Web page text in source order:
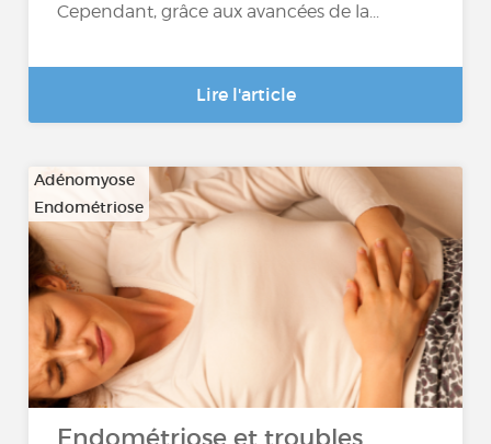
Cependant, grâce aux avancées de la...
Lire l'article
Adénomyose
Endométriose
Endométriose et troubles